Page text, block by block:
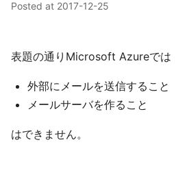
Posted at 2017-12-25
表題の通りMicrosoft Azureでは
外部にメールを送信すること
メールサーバを作ること
はできません。